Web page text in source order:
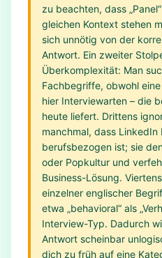
zu beachten, dass
gleichen Kontext stehen
sich unnötig von der
Antwort. Ein zweiter
Überkomplexität: Man
Fachbegriffe, obwohl
hier Interviewarten – die
heute liefert. Drittens
manchmal, dass LinkedIn
berufsbezogen ist; sie
oder Popkultur und
Business-Lösung.
einzelner englischer
etwa „behavioral“ als
Interview-Typ. Dadurch
Antwort scheinbar
dich zu früh auf eine